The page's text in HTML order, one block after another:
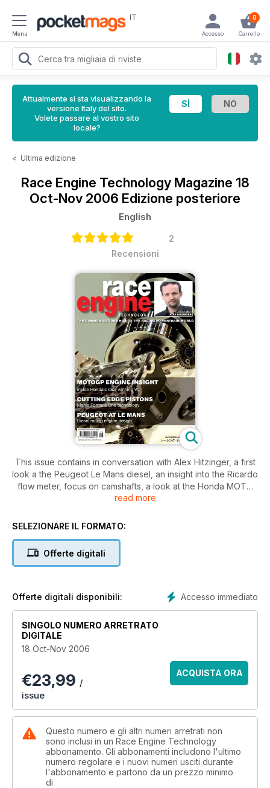
Menu
IT 0
Carrello
Accesso
Attualmente si sta visualizzando la
versione Italy del sito.
Volete passare al vostro sito
locale?
< Ultima edizione
Race Engine Technology Magazine 18
Oct-Nov 2006 Edizione posteriore
English
2
Recensioni
This issue contains in conversation with Alex Hitzinger, a first
look a the Peugeot Le Mans diesel, an insight into the Ricardo
flow meter, focus on camshafts, a look at the Honda MOTO
GP V5, an insight into Mahle and F1, how Joe Gibbs Racing
system, a look at new products and services for engine and
Summit, news from manufacturers on engines and
transmissions, a look at the Cosworth DFZ.
read more
SELEZIONARE IL FORMATO:
Offerte digitali
Accesso immediato
Offerte digitali disponibili:
SINGOLO NUMERO ARRETRATO
DIGITALE
18 Oct-Nov 2006
€23,99 /
issue
ACQUISTA ORA
Questo numero e gli altri numeri arretrati non
sono inclusi in un Race Engine Technology
abbonamento. Gli abbonamenti includono l'ultimo
numero regolare e i nuovi numeri usciti durante
l'abbonamento e partono da un prezzo minimo
di